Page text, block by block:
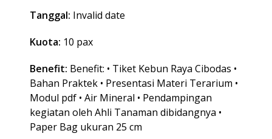
Tanggal: Invalid date
Kuota: 10 pax
Benefit: Benefit: • Tiket Kebun Raya Cibodas •
Bahan Praktek • Presentasi Materi Terarium •
Modul pdf • Air Mineral • Pendampingan
kegiatan oleh Ahli Tanaman dibidangnya •
Paper Bag ukuran 25 cm